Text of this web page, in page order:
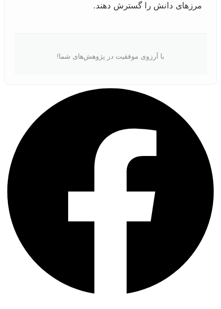
مرزهای دانش را گسترش دهند.
با آرزوی موفقیت در پژوهش‌های شما!